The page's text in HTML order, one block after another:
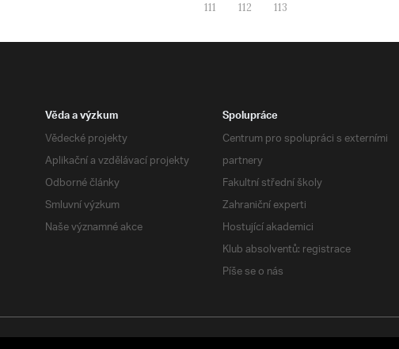
111
112 113
Věda a výzkum
Vědecké projekty
Aplikační a vzdělávací projekty
Odborné články
Smluvní výzkum
Naše významné akce
Spolupráce
Centrum pro spolupráci s externími
partnery
Fakultní střední školy
Zahraniční experti
Hostující akademici
Klub absolventů: registrace
Píše se o nás